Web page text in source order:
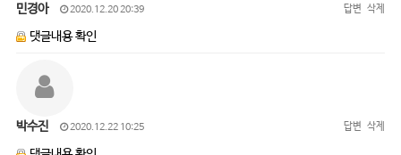
민경아 2020.12.20 20:39 답변 삭제
댓글내용 확인
박수진 2020.12.22 10:25 답변 삭제